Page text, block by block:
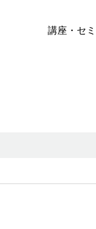
講座・セ